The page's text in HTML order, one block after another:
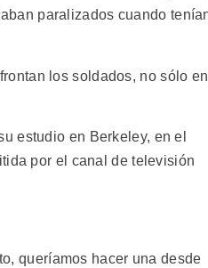
paralizados cuando
los soldados, no sólo en
estudio en Berkeley, en el
por el canal de televisión
queríamos hacer una desde